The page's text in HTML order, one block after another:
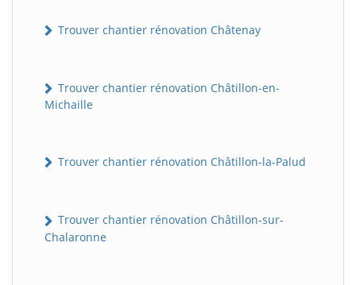
Trouver chantier rénovation Châtenay
Trouver chantier rénovation Châtillon-en-
Michaille
Trouver chantier rénovation Châtillon-la-Palud
Trouver chantier rénovation Châtillon-sur-
Chalaronne